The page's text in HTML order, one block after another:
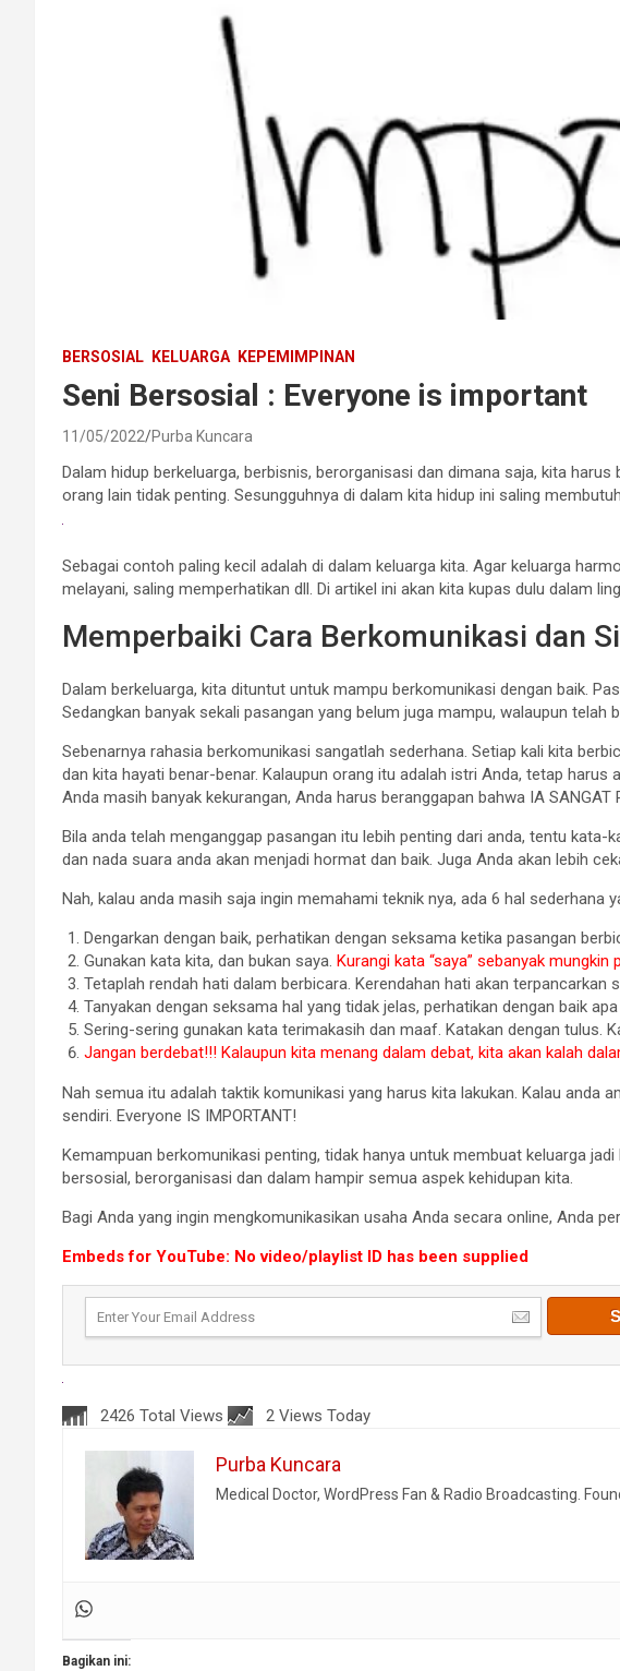
BERSOSIAL KELUARGA KEPEMIMPINAN
Seni Bersosial : Everyone is important
11/05/2022 Purba Kuncara
Dalam hidup berkeluarga, berbisnis, berorganisasi dan dimana saja, kita
orang lain tidak penting. Sesungguhnya di dalam kita hidup ini saling
Sebagai contoh paling kecil adalah di dalam keluarga kita. Agar keluarga
melayani, saling memperhatikan dll. Di artikel ini akan kita kupas dulu dalam
Memperbaiki Cara Berkomunikasi dan
Dalam berkeluarga, kita dituntut untuk mampu berkomunikasi dengan baik.
Sedangkan banyak sekali pasangan yang belum juga mampu, walaupun telah
Sebenarnya rahasia berkomunikasi sangatlah sederhana. Setiap kali kita
dan kita hayati benar-benar. Kalaupun orang itu adalah istri Anda, tetap harus
Anda masih banyak kekurangan, Anda harus beranggapan bahwa IA SANGAT
Bila anda telah menganggap pasangan itu lebih penting dari anda, tentu
dan nada suara anda akan menjadi hormat dan baik. Juga Anda akan lebih
Nah, kalau anda masih saja ingin memahami teknik nya, ada 6 hal sederhana
Dengarkan dengan baik, perhatikan dengan seksama ketika pasangan
Gunakan kata kita, dan bukan saya. Kurangi kata “saya” sebanyak mungkin
Tetaplah rendah hati dalam berbicara. Kerendahan hati akan terpancarkan
Tanyakan dengan seksama hal yang tidak jelas, perhatikan dengan baik
Sering-sering gunakan kata terimakasih dan maaf. Katakan dengan tulus.
Jangan berdebat!!! Kalaupun kita menang dalam debat, kita akan kalah
Nah semua itu adalah taktik komunikasi yang harus kita lakukan. Kalau anda
sendiri. Everyone IS IMPORTANT!
Kemampuan berkomunikasi penting, tidak hanya untuk membuat keluarga
bersosial, berorganisasi dan dalam hampir semua aspek kehidupan kita.
Bagi Anda yang ingin mengkomunikasikan usaha Anda secara online, Anda
Embeds for YouTube: No video/playlist ID has been supplied
2426 Total Views 2 Views Today
Purba Kuncara
Medical Doctor, WordPress Fan & Radio Broadcasting.
Bagikan ini: